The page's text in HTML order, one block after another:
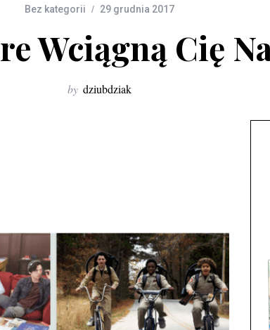
Bez kategorii 29 grudnia 2017
Wciągną Cię
by dziubdziak